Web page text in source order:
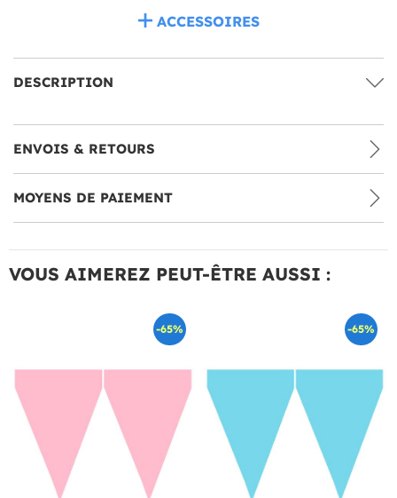
ACCESSOIRES
DESCRIPTION
ENVOIS & RETOURS
MOYENS DE PAIEMENT
VOUS AIMEREZ PEUT-ÊTRE AUSSI :
-65% -65%